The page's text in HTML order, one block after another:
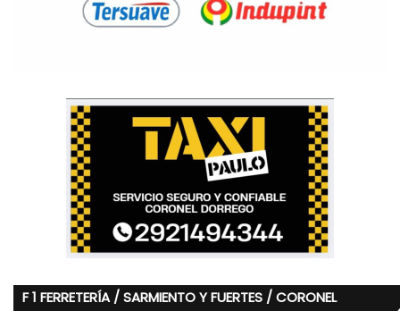
F 1 FERRETERÍA / SARMIENTO Y FUERTES / CORONEL